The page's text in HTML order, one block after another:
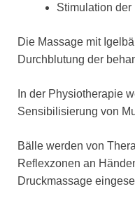
Stimulation der
Die Massage mit
Durchblutung der
In der Physiotherapie
Sensibilisierung von
Bälle werden von
Reflexzonen an
Druckmassage